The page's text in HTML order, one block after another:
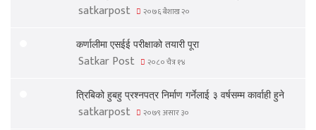
satkarpost २०७६ बैशाख २०
कर्णालीमा एसईई परीक्षाको तयारी पूरा
Satkar Post २०८० चैत्र १४
त्रिबिको हुबहु प्रश्नपत्र निर्माण गर्नेलाई ३ वर्षसम्म कार्वाही हुने
satkarpost २०७९ असार ३०